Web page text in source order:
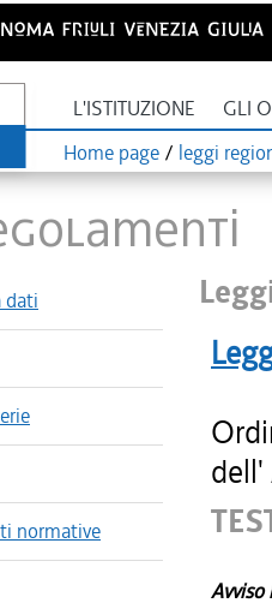
L'ISTITUZIONE GLI
Home page / leggi
dati
normative
dell'
Avviso